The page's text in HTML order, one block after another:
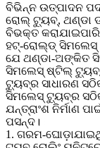
ବିଭିନ୍ନ ଉତ୍ପାଦନ
ରୋଲ୍ ଟ୍ୟୁବ୍, ଥଣ୍ଡା
ବିଭକ୍ତ
ହଟ୍-ରୋଲ୍ଡ୍ ସିମଲେସ୍
ଯେ ଥଣ୍ଡା-ଅଙ୍କିତ
ସିମଲେସ୍ ଷ୍ଟିଲ୍
ଟ୍ୟୁବ୍‌ର ସାଧାରଣ
ସିମଲେସ୍ ଟ୍ୟୁବ୍‌ର
ଯନ୍ତ୍ରାଂଶ ନିର୍ମାଣ
ପସନ୍ଦ।
1. ଗରମ-